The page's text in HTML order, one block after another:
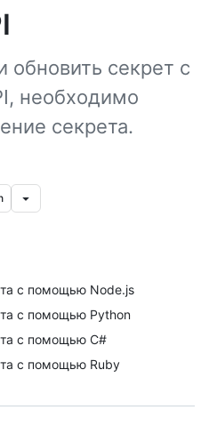
обновить секрет с
необходимо
секрета.
с помощью Node.js
с помощью Python
с помощью C#
с помощью Ruby